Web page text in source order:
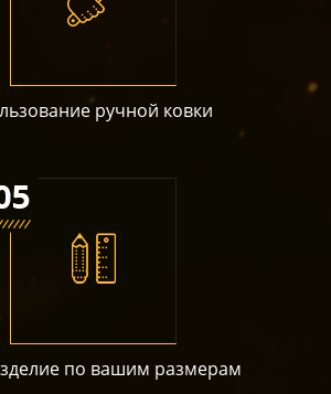
ручной ковки
по вашим размерам